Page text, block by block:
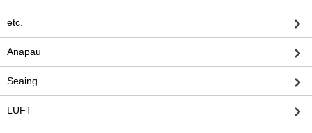
etc.
Anapau
Seaing
LUFT